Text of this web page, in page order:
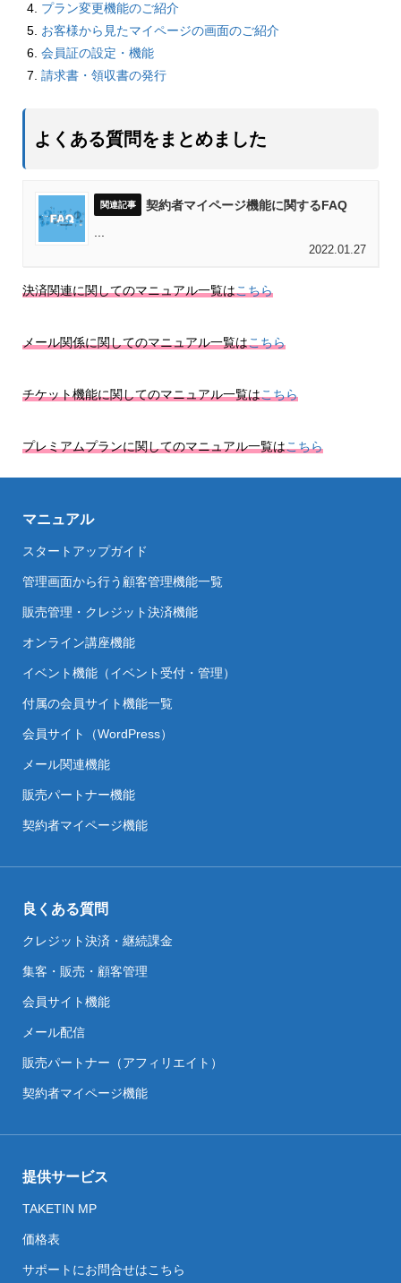
プラン変更機能のご紹介
お客様から見たマイページの画面のご紹介
会員証の設定・機能
請求書・領収書の発行
よくある質問をまとめました
契約者マイページ機能に関するFAQ
2022.01.27
決済関連に関してのマニュアル一覧はこちら
メール関係に関してのマニュアル一覧はこちら
チケット機能に関してのマニュアル一覧はこちら
プレミアムプランに関してのマニュアル一覧はこちら
マニュアル
スタートアップガイド
管理画面から行う顧客管理機能一覧
販売管理・クレジット決済機能
オンライン講座機能
イベント機能（イベント受付・管理）
付属の会員サイト機能一覧
会員サイト（WordPress）
メール関連機能
販売パートナー機能
契約者マイページ機能
良くある質問
クレジット決済・継続課金
集客・販売・顧客管理
会員サイト機能
メール配信
販売パートナー（アフィリエイト）
契約者マイページ機能
提供サービス
TAKETIN MP
価格表
サポートにお問合せはこちら